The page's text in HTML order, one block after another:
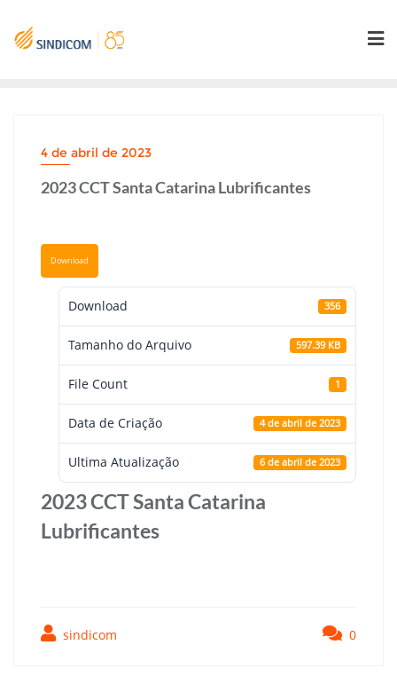
content
4 de abril de 2023
2023 CCT Santa Catarina Lubrificantes
Download
Download 356
Tamanho do Arquivo 597.39 KB
File Count 1
Data de Criação 4 de abril de 2023
Ultima Atualização 6 de abril de 2023
2023 CCT Santa Catarina
Lubrificantes
sindicom 0